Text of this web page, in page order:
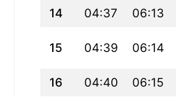
14 04:37 06:13
15 04:39 06:14
16 04:40 06:15